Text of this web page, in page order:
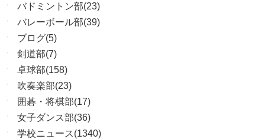
バドミントン部(23)
バレーボール部(39)
ブログ(5)
剣道部(7)
卓球部(158)
吹奏楽部(23)
囲碁・将棋部(17)
女子ダンス部(36)
学校ニュース(1340)